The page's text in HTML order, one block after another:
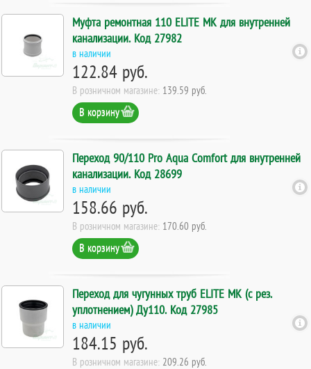
Муфта ремонтная 110 ELITE МК для внутренней
канализации. Код 27982
в наличии
122.84 руб.
В розничном магазине: 139.59 руб.
В корзину
Переход 90/110 Pro Aqua Comfort для внутренней
канализации. Код 28699
в наличии
158.66 руб.
В розничном магазине: 170.60 руб.
В корзину
Переход для чугунных труб ELITE МК (с рез.
уплотнением) Ду110. Код 27985
в наличии
184.15 руб.
В розничном магазине: 209.26 руб.